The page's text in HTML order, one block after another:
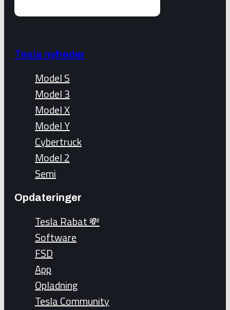
Tesla nyheder
Model S
Model 3
Model X
Model Y
Cybertruck
Model 2
Semi
Opdateringer
Tesla Rabat 💸
Software
FSD
App
Opladning
Tesla Community